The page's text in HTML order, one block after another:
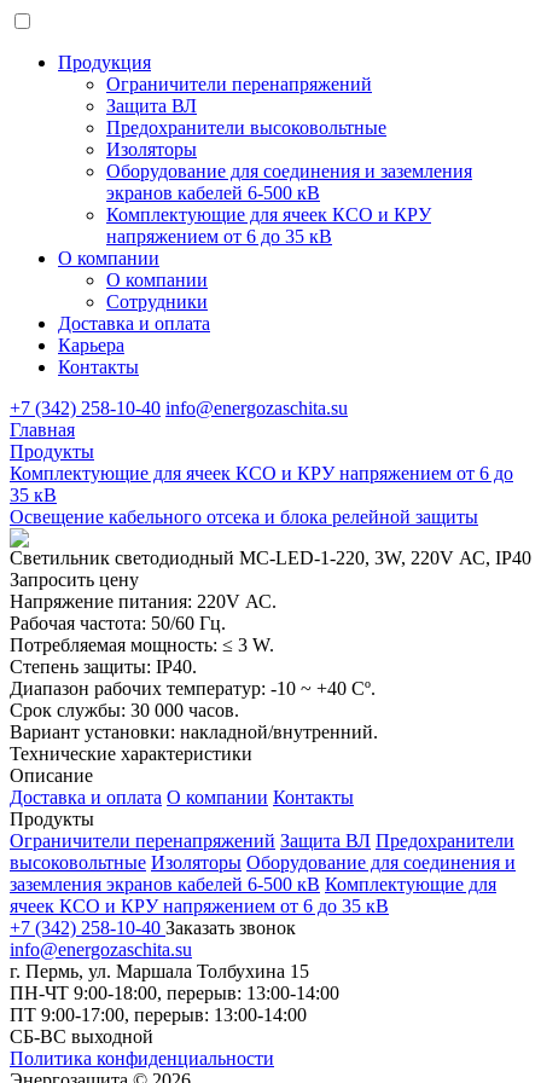
Продукция
Ограничители перенапряжений
Защита ВЛ
Предохранители высоковольтные
Изоляторы
Оборудование для соединения и заземления
экранов кабелей 6-500 кВ
Комплектующие для ячеек КСО и КРУ
напряжением от 6 до 35 кВ
О компании
О компании
Сотрудники
Доставка и оплата
Карьера
Контакты
+7 (342) 258-10-40 info@energozaschita.su
Главная
Продукты
Комплектующие для ячеек КСО и КРУ напряжением от 6 до
35 кВ
Освещение кабельного отсека и блока релейной защиты
Светильник светодиодный MC-LED-1-220, 3W, 220V АС, IP40
Запросить цену
Напряжение питания: 220V АС.
Рабочая частота: 50/60 Гц.
Потребляемая мощность: ≤ 3 W.
Степень защиты: IP40.
Диапазон рабочих температур: -10 ~ +40 Сº.
Срок службы: 30 000 часов.
Вариант установки: накладной/внутренний.
Технические характеристики
Описание
Доставка и оплата О компании Контакты
Продукты
Ограничители перенапряжений Защита ВЛ Предохранители
высоковольтные Изоляторы Оборудование для соединения и
заземления экранов кабелей 6-500 кВ Комплектующие для
ячеек КСО и КРУ напряжением от 6 до 35 кВ
+7 (342) 258-10-40 Заказать звонок
info@energozaschita.su
г. Пермь, ул. Маршала Толбухина 15
ПН-ЧТ 9:00-18:00, перерыв: 13:00-14:00
ПТ 9:00-17:00, перерыв: 13:00-14:00
СБ-ВС выходной
Политика конфиденциальности